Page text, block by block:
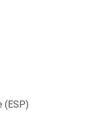
(ESP)